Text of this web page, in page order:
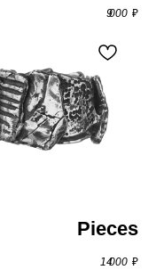
9 000 ₽
Pieces
14 000 ₽